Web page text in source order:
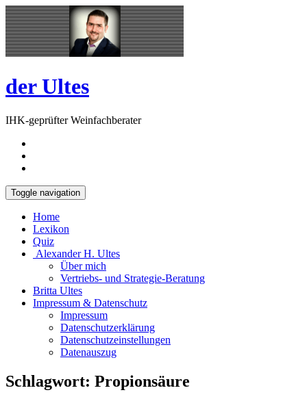
Skip
to
content
Open
Sidebar
der Ultes
IHK-geprüfter Weinfachberater
Toggle navigation
Home
Lexikon
Quiz
Alexander H. Ultes
Über mich
Vertriebs- und Strategie-Beratung
Britta Ultes
Impressum & Datenschutz
Impressum
Datenschutzerklärung
Datenschutzeinstellungen
Datenauszug
Schlagwort: Propionsäure